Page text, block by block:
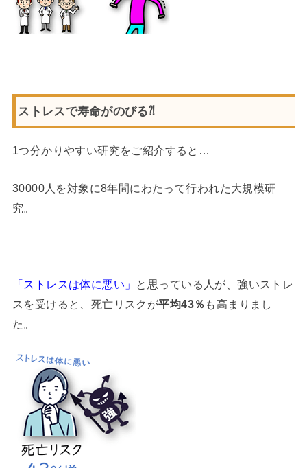
ストレスで寿命がのびる⁈
1つ分かりやすい研究をご紹介すると…
30000人を対象に8年間にわたって行われた大規模研
究。
「ストレスは体に悪い」 と思っている人が、強いストレ
スを受けると、死亡リスクが平均43％ も高まりまし
た。